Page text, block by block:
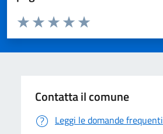
Domanda
Valuta da 1 a 5 stelle la pagina
Valuta 5 stelle su 5
Valuta 4 stelle su 5
Valuta 3 stelle su 5
Valuta 2 stelle su 5
Valuta 1 stelle su 5
Contatta il comune
Leggi le domande frequenti